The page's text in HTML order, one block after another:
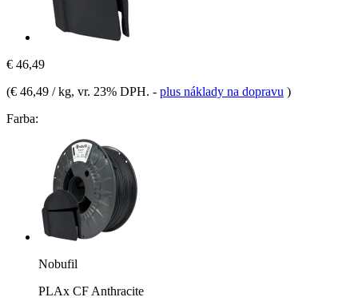
€ 46,49
(€ 46,49 / kg, vr. 23% DPH. - plus náklady na dopravu )
Farba:
Nobufil
PLAx CF Anthracite